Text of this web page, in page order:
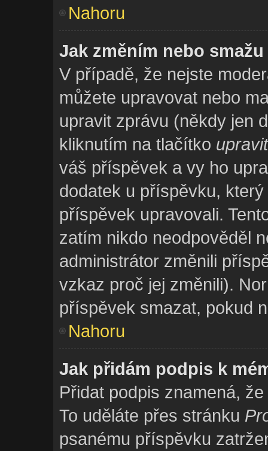
Nahoru
Jak změním nebo
V případě, že nejste
můžete upravovat nebo
upravit zprávu (někdy jen
kliknutím na tlačítko upravit
váš příspěvek a vy ho
dodatek u příspěvku,
příspěvek upravovali.
zatím nikdo neodpověděl
administrátor změnili
vzkaz proč jej změnili).
příspěvek smazat, pokud
Nahoru
Jak přidám podpis k
Přidat podpis znamená,
To uděláte přes stránku
psanému příspěvku